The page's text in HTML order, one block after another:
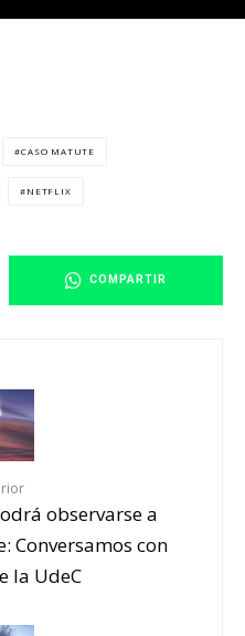
CASO MATUTE
NETFLIX
COMPARTIR
observarse a
Conversamos con
la UdeC